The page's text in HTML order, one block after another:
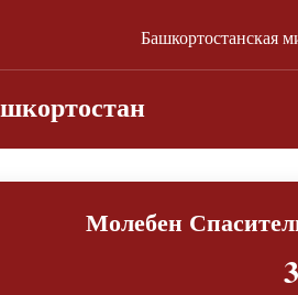
Башкортостанская
Молебен